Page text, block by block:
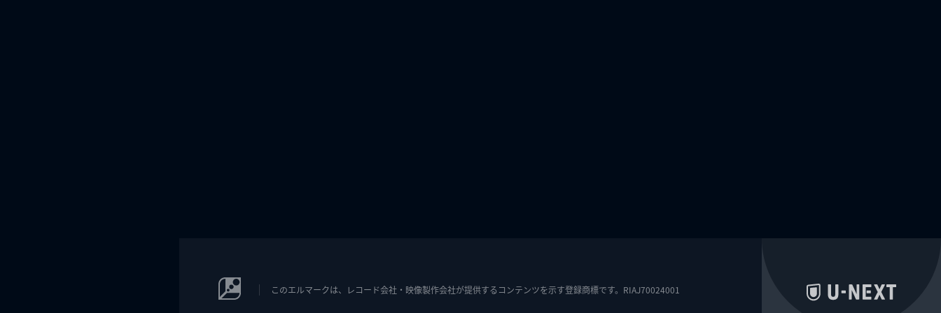
このエルマークは、レコード会社・映像製作会社が提供するコンテンツを示す登録商標です。RIAJ70024001